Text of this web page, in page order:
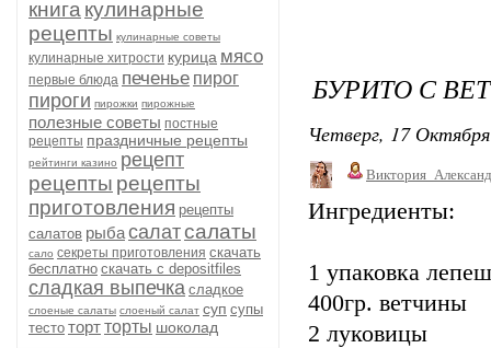
книга кулинарные
рецепты кулинарные советы
кулинарные хитрости курица мясо
первые блюда печенье пирог
пироги пирожки пирожные
полезные советы постные
рецепты праздничные рецепты
рейтинги казино рецепт
рецепты рецепты
приготовления рецепты
салатов рыбасалатсалаты
сало секреты приготовления скачать
бесплатно скачать с depositfiles
сладкая выпечка сладкое
слоеные салаты слоеный салат суп супы
тесто тортторты шоколад
БУРИТО С
Четверг, 17
Ингредиенты:
1 упаковка
400гр. ветчины
2 луковицы